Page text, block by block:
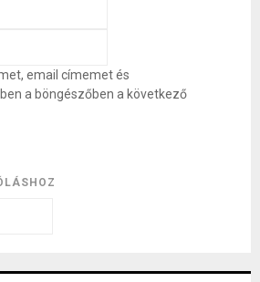
email címemet és
a böngészőben a következő